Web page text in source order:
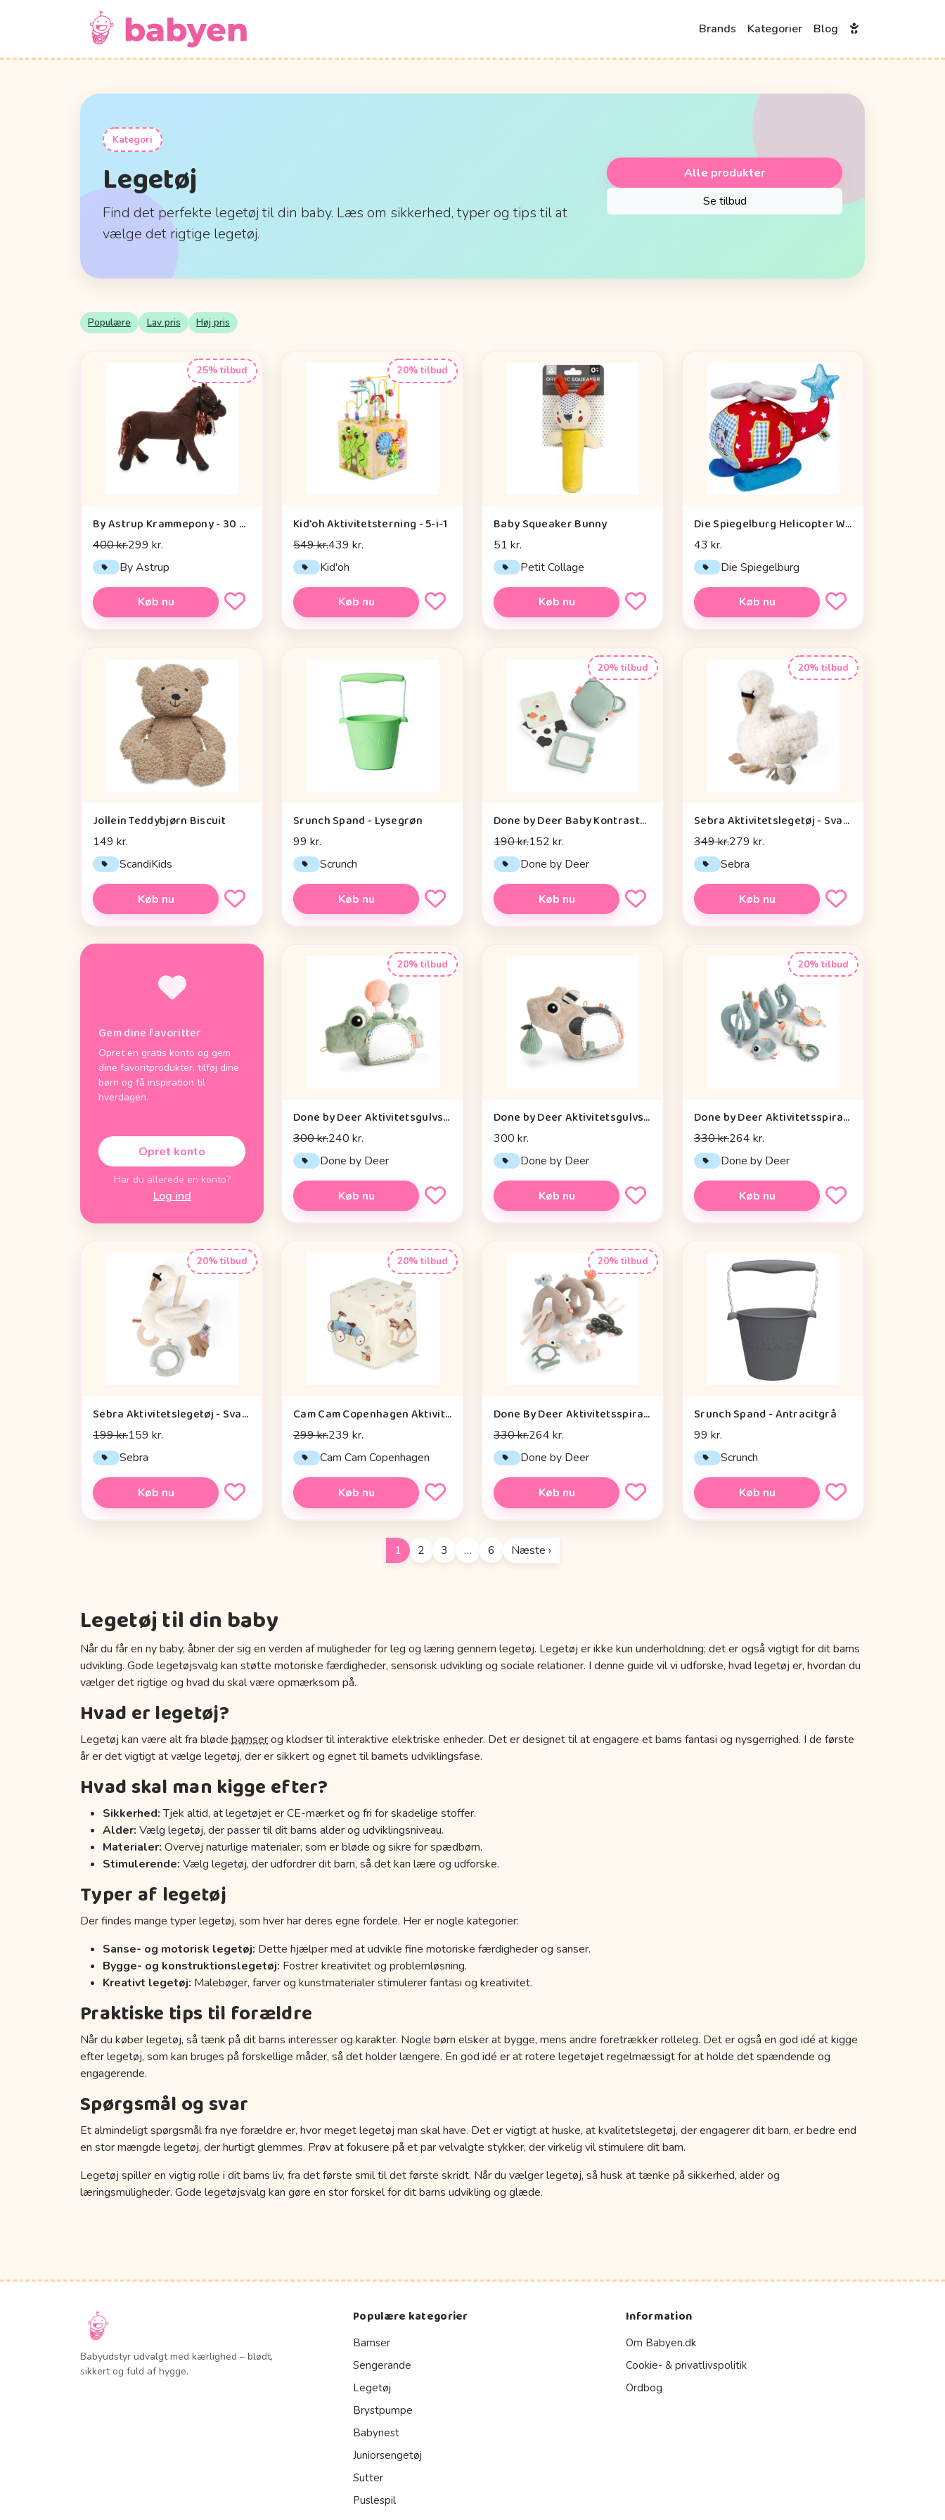
Brands Kategorier Blog
Kategori
Legetøj
Find det perfekte legetøj til din baby. Læs om sikkerhed, typer og tips til at
vælge det rigtige legetøj.
Alle produkter
Se tilbud
Populære Lav pris Høj pris
25% tilbud
By Astrup Krammepony - 30 cm. - Pixie - Brun
400 kr.299 kr.
By Astrup
Køb nu
20% tilbud
Kid'oh Aktivitetsterning - 5-i-1
549 kr.439 kr.
Kid'oh
Køb nu
Baby Squeaker Bunny
51 kr.
Petit Collage
Køb nu
Die Spiegelburg Helicopter With Vibration Module Baby Charms - Legetøj
43 kr.
Die Spiegelburg
Køb nu
Jollein Teddybjørn Biscuit
149 kr.
ScandiKids
Køb nu
Srunch Spand - Lysegrøn
99 kr.
Scrunch
Køb nu
20% tilbud
Done by Deer Baby Kontrastkortholder - Tiny Farm - Grøn
190 kr.152 kr.
Done by Deer
Køb nu
20% tilbud
Sebra Aktivitetslegetøj - Svane
349 kr.279 kr.
Sebra
Køb nu
Gem dine favoritter
Opret en gratis konto og gem
dine favoritprodukter, tilføj dine
børn og få inspiration til
hverdagen.
Opret konto
Har du allerede en konto?
Log ind
20% tilbud
Done by Deer Aktivitetsgulvspejl - Croco - Grøn
300 kr.240 kr.
Done by Deer
Køb nu
Done by Deer Aktivitetsgulvspejl - Dotti - Sand
300 kr.
Done by Deer
Køb nu
20% tilbud
Done by Deer Aktivitetsspiral - Celebration - Blå
330 kr.264 kr.
Done by Deer
Køb nu
20% tilbud
Sebra Aktivitetslegetøj - Svane
199 kr.159 kr.
Sebra
Køb nu
20% tilbud
Cam Cam Copenhagen Aktivitetsterning - OCS - Vintage Toys
299 kr.239 kr.
Cam Cam Copenhagen
Køb nu
20% tilbud
Done By Deer Aktivitetsspiral - Lalee Sand
330 kr.264 kr.
Done by Deer
Køb nu
Srunch Spand - Antracitgrå
99 kr.
Scrunch
Køb nu
1 2 3 … 6 Næste ›
Legetøj til din baby
Når du får en ny baby, åbner der sig en verden af muligheder for leg og læring gennem legetøj. Legetøj er ikke kun underholdning; det er også vigtigt for dit barns
udvikling. Gode legetøjsvalg kan støtte motoriske færdigheder, sensorisk udvikling og sociale relationer. I denne guide vil vi udforske, hvad legetøj er, hvordan du
vælger det rigtige og hvad du skal være opmærksom på.
Hvad er legetøj?
Legetøj kan være alt fra bløde bamserog klodser til interaktive elektriske enheder. Det er designet til at engagere et barns fantasi og nysgerrighed. I de første
år er det vigtigt at vælge legetøj, der er sikkert og egnet til barnets udviklingsfase.
Hvad skal man kigge efter?
Sikkerhed:Tjek altid, at legetøjet er CE-mærket og fri for skadelige stoffer.
Alder: Vælg legetøj, der passer til dit barns alder og udviklingsniveau.
Materialer: Overvej naturlige materialer, som er bløde og sikre for spædbørn.
Stimulerende: Vælg legetøj, der udfordrer dit barn, så det kan lære og udforske.
Typer af legetøj
Der findes mange typer legetøj, som hver har deres egne fordele. Her er nogle kategorier:
Sanse- og motorisk legetøj: Dette hjælper med at udvikle fine motoriske færdigheder og sanser.
Bygge- og konstruktionslegetøj: Fostrer kreativitet og problemløsning.
Kreativt legetøj: Malebøger, farver og kunstmaterialer stimulerer fantasi og kreativitet.
Praktiske tips til forældre
Når du køber legetøj, så tænk på dit barns interesser og karakter. Nogle børn elsker at bygge, mens andre foretrækker rolleleg. Det er også en god idé at kigge
efter legetøj, som kan bruges på forskellige måder, så det holder længere. En god idé er at rotere legetøjet regelmæssigt for at holde det spændende og
engagerende.
Spørgsmål og svar
Et almindeligt spørgsmål fra nye forældre er, hvor meget legetøj man skal have. Det er vigtigt at huske, at kvalitetslegetøj, der engagerer dit barn, er bedre end
en stor mængde legetøj, der hurtigt glemmes. Prøv at fokusere på et par velvalgte stykker, der virkelig vil stimulere dit barn.
Legetøj spiller en vigtig rolle i dit barns liv, fra det første smil til det første skridt. Når du vælger legetøj, så husk at tænke på sikkerhed, alder og
læringsmuligheder. Gode legetøjsvalg kan gøre en stor forskel for dit barns udvikling og glæde.
Babyudstyr udvalgt med kærlighed – blødt,
sikkert og fuld af hygge.
Populære kategorier
Bamser
Sengerande
Legetøj
Brystpumpe
Babynest
Juniorsengetøj
Sutter
Puslespil
Information
Om Babyen.dk
Cookie- & privatlivspolitik
Ordbog